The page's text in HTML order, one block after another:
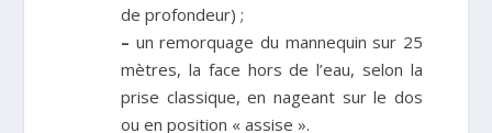
de profondeur) ;
– un remorquage du mannequin sur 25
mètres, la face hors de l’eau, selon la
prise classique, en nageant sur le dos
ou en position « assise ».